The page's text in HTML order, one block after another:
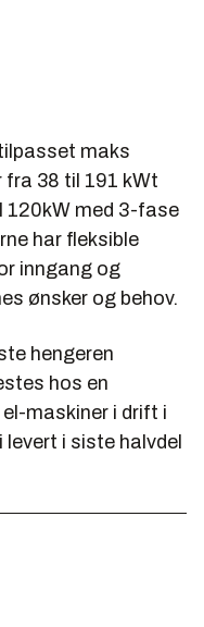
maks
38 til 191 kWt
120kW med 3-fase
har fleksible
inngang og
ønsker og behov.
hengeren
hos en
maskiner i drift i
i siste halvdel